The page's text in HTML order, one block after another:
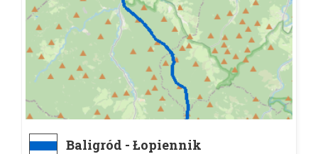
Baligród - Łopiennik